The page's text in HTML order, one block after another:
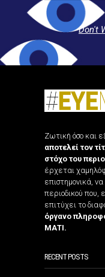
Don't
Ζωτική όσο και
αποτελεί τον
στόχο του
έρχεται
επιστημονικά,
περιοδικού που,
επιτύχει το
όργανο
ΜΑΤΙ.
RECENT POSTS